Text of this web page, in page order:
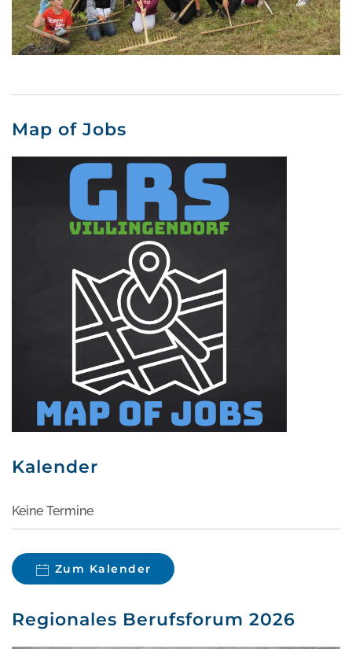
Map of Jobs
Kalender
Keine Termine
Zum Kalender
Regionales Berufsforum 2026